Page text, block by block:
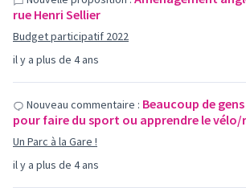
il y a plus de 4 ans
rue Henri Sellier
Budget participatif 2022
il y a plus de 4 ans
Nouveau commentaire : Beaucoup de
pour faire du sport ou apprendre le
Un Parc à la Gare !